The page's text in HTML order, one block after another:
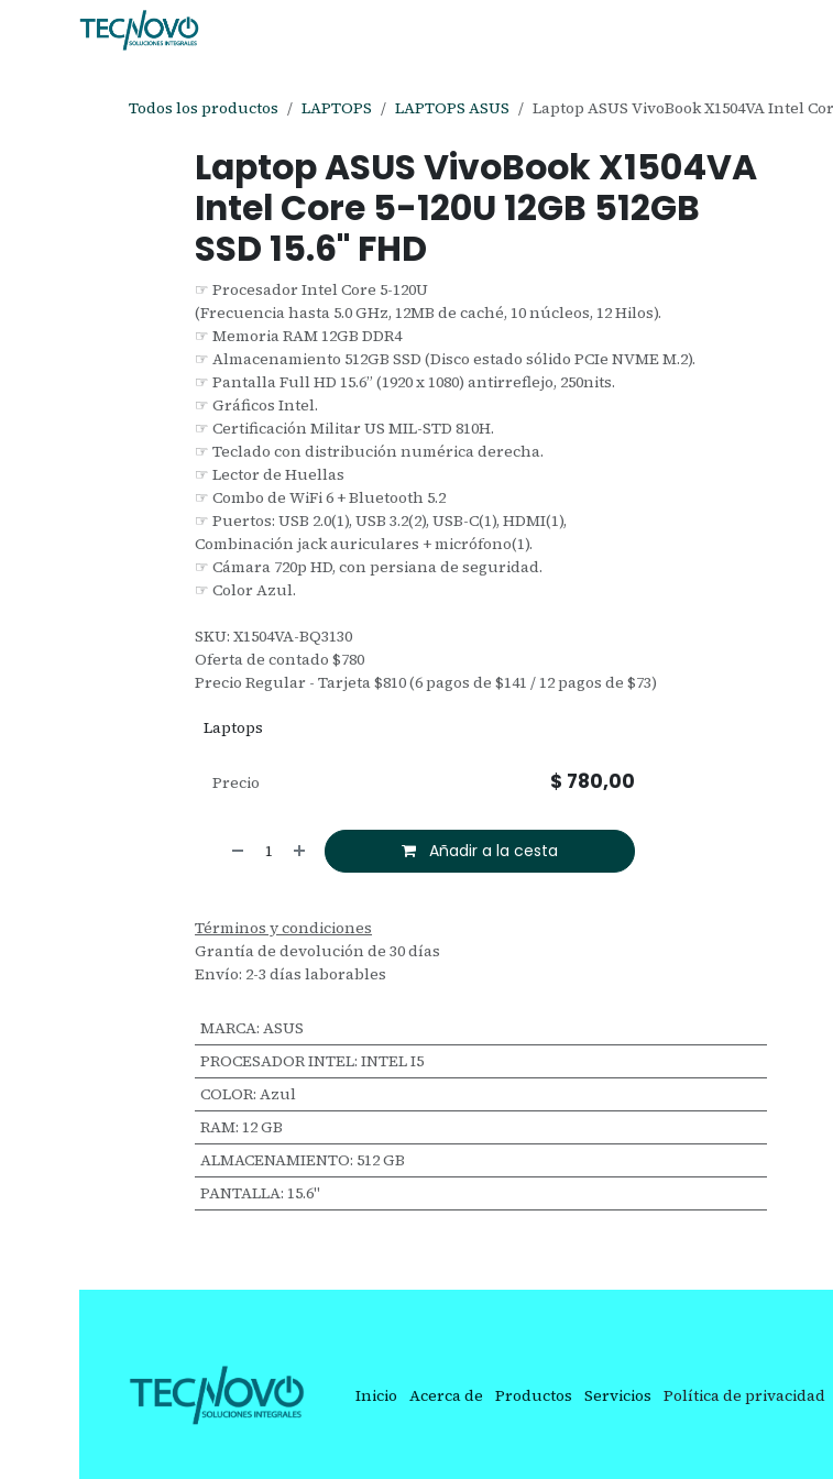
Todos los productos LAPTOPS LAPTOPS ASUS Laptop ASUS VivoBook X1504VA Intel
Laptop ASUS VivoBook X1504VA
Intel Core 5-120U 12GB 512GB
SSD 15.6" FHD
☞ Procesador Intel Core 5-120U
(Frecuencia hasta 5.0 GHz, 12MB de caché, 10 núcleos, 12 Hilos).
☞ Memoria RAM 12GB DDR4
☞ Almacenamiento 512GB SSD (Disco estado sólido PCIe NVME M.2).
☞ Pantalla Full HD 15.6” (1920 x 1080) antirreflejo, 250nits.
☞ Gráficos Intel.
☞ Certificación Militar US MIL-STD 810H.
☞ Teclado con distribución numérica derecha.
☞ Lector de Huellas
☞ Combo de WiFi 6 + Bluetooth 5.2
☞ Puertos: USB 2.0(1), USB 3.2(2), USB-C(1), HDMI(1),
Combinación jack auriculares + micrófono(1).
☞ Cámara 720p HD, con persiana de seguridad.
☞ Color Azul.
SKU: X1504VA-BQ3130
Oferta de contado $780
Precio Regular - Tarjeta $810 (6 pagos de $141 / 12 pagos de $73)
Laptops
Añadir a la cesta
Precio $ 780,00
Términos y condiciones
Grantía de devolución de 30 días
Envío: 2-3 días laborables
MARCA: ASUS
PROCESADOR INTEL: INTEL I5
COLOR: Azul
RAM: 12 GB
ALMACENAMIENTO: 512 GB
PANTALLA: 15.6"
Inicio Acerca de Productos Servicios Política de privacidad